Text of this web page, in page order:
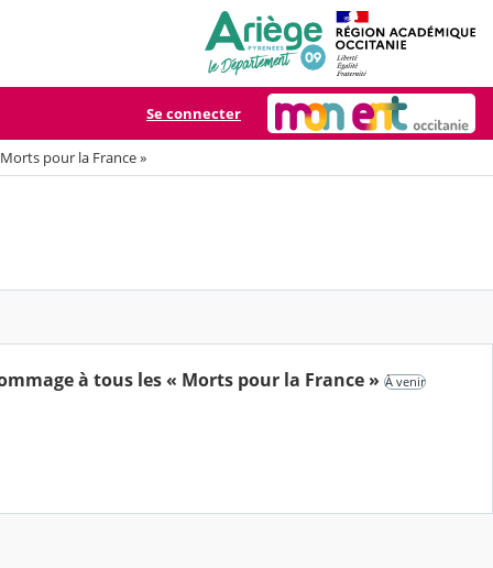
Se connecter
pour la France »
à tous les « Morts pour la France » À venir